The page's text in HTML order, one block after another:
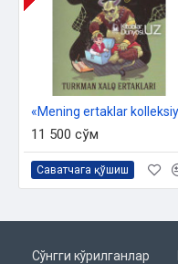
11 500 сўм
Саватчага қўшиш
Сўнгги кўрилганлар